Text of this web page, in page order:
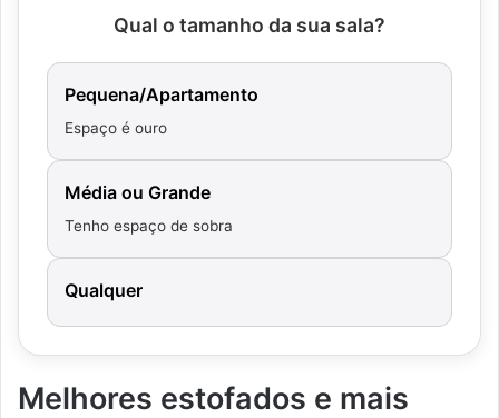
Qual o tamanho da sua sala?
Pequena/Apartamento
Espaço é ouro
Média ou Grande
Tenho espaço de sobra
Qualquer
Melhores estofados e mais